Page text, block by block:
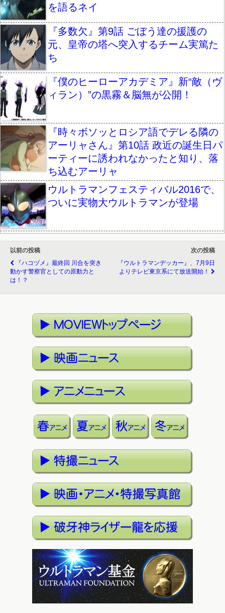
を語るネイ
『多数欠』第9話 ごぼう達の援護の
元、皇帝の塔へ突入するチーム実篤た
ち
『僕のヒーローアカデミア』新“敵（ヴ
ィラン）”の黒霧＆脳無が公開！
『時々ボソッとロシア語でデレる隣の
アーリャさん』第10話 政近の誕生日パ
ーティーに誘われなかったと知り、落
ち込むアーリャ
ウルトラマンフェスティバル2016で、
ついに実物大ウルトラマンが登場
以前の投稿
『ハコヅメ』最終回 川合を突き
動かす警察官としての原動力と
は！？
次の投稿
『ウルトラマンデッカー』、7月9日
よりテレビ東京系にて放送開始！